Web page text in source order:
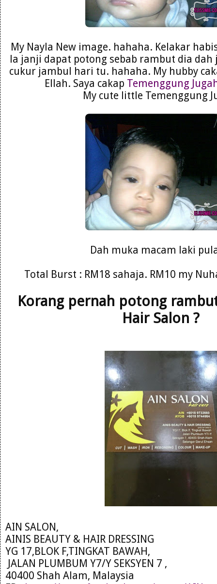
My Nayla New image. hahaha. Kelakar
la janji dapat potong sebab rambut dia dah
cukur jambul hari tu. hahaha. My hubby
Ellah. Saya cakap Temenggung
My cute little Temenggung
Dah muka macam laki
Total Burst : RM18 sahaja. RM10 my
Korang pernah potong
Hair Salon ?
AIN SALON,
AINIS BEAUTY & HAIR DRESSING
YG 17,BLOK F,TINGKAT BAWAH,
JALAN PLUMBUM Y7/Y SEKSYEN 7 ,
40400 Shah Alam, Malaysia